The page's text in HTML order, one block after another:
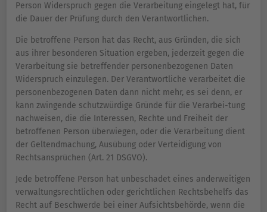
Person Widerspruch gegen die Verarbeitung eingelegt hat, für
die Dauer der Prüfung durch den Verantwortlichen.
Die betroffene Person hat das Recht, aus Gründen, die sich
aus ihrer besonderen Situation ergeben, jederzeit gegen die
Verarbeitung sie betreffender personenbezogenen Daten
Widerspruch einzulegen. Der Verantwortliche verarbeitet die
personenbezogenen Daten dann nicht mehr, es sei denn, er
kann zwingende schutzwürdige Gründe für die Verarbei-tung
nachweisen, die die Interessen, Rechte und Freiheit der
betroffenen Person überwiegen, oder die Verarbeitung dient
der Geltendmachung, Ausübung oder Verteidigung von
Rechtsansprüchen (Art. 21 DSGVO).
Jede betroffene Person hat unbeschadet eines anderweitigen
verwaltungsrechtlichen oder gerichtlichen Rechtsbehelfs das
Recht auf Beschwerde bei einer Aufsichtsbehörde, wenn die